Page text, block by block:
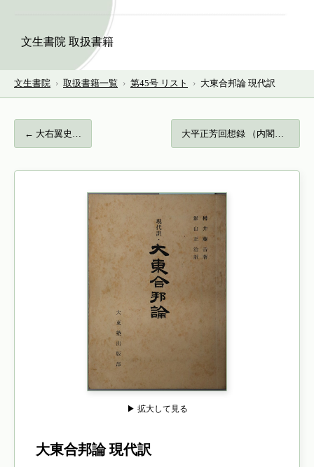
文生書院 取扱書籍
文生書院 › 取扱書籍一覧 › 第45号 リスト › 大東合邦論 現代訳
← 大右翼史… 大平正芳回想録 （内閣総理大臣）… →
▶ 拡大して見る
大東合邦論 現代訳